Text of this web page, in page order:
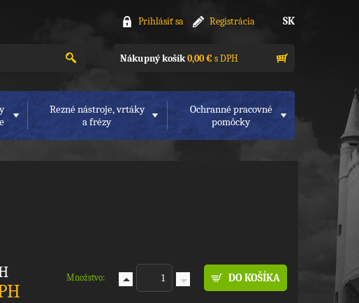
Prihlásiť sa Registrácia SK
Nákupný košík0,00 €s DPH
Rezné nástroje, vrtáky
a frézy
Ochranné pracovné
pomôcky
Množstvo: